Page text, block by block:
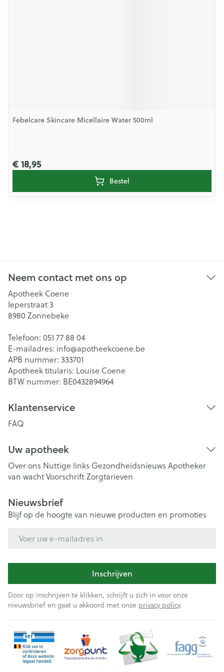
Febelcare Skincare Micellaire Water 500ml
€ 18,95
Bestel
Neem contact met ons op
Apotheek Coene
Ieperstraat 3
8980 Zonnebeke
Telefoon: 051 77 88 04
E-mailadres: info@apotheekcoene.be
APB nummer: 333701
Apotheek titularis: Louise Coene
BTW nummer: BE0432894964
Klantenservice
FAQ
Uw apotheek
Over ons Nuttige links Gezondheidsnieuws Apotheker
van wachtVoorschriftZorgtarieven
Nieuwsbrief
Blijf op de hoogte van nieuwe producten en promoties
Inschrijven
Door op inschrijven te klikken, schrijft u zich in voor onze
nieuwsbrief en gaat u akkoord met onze privacy policy.